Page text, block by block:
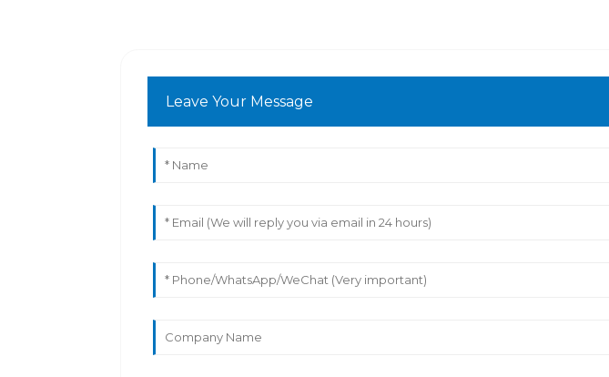
Leave Your Message